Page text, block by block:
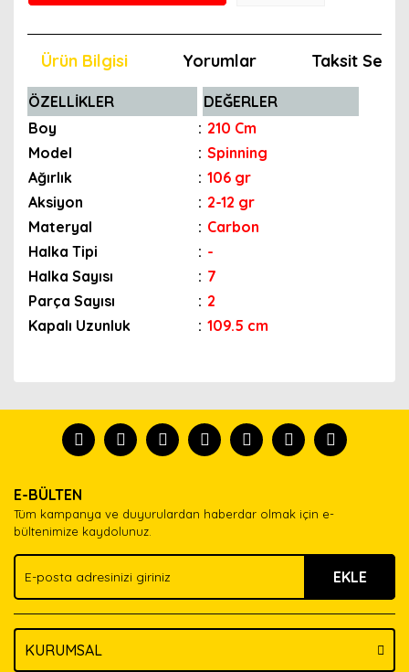
Ürün Bilgisi Yorumlar Taksit
ÖZELLİKLER
DEĞERLER
Boy
: 210 Cm
Model
: Spinning
Ağırlık
: 106 gr
Aksiyon
: 2-12 gr
Materyal
: Carbon
Halka Tipi
: -
Halka Sayısı
: 7
Parça Sayısı
: 2
Kapalı Uzunluk
: 109.5 cm
tanısın.
formunu kullanarak tarafımıza iletebilirsiniz.
Görüş ve önerileriniz için teşekkür ederiz.
Ürün açıklamasında eksik bilgiler bulunuyor.
Ürün bilgilerinde hatalar bulunuyor.
Ürün fiyatı diğer sitelerden daha pahalı.
Bu ürüne benzer farklı alternatifler olmalı.
E-BÜLTEN
Tüm kampanya ve duyurulardan haberdar olmak için e-
bültenimize kaydolunuz.
EKLE
KURUMSAL